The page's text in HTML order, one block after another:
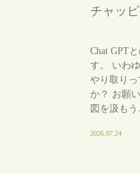
チャッ
Chat GPT
す。 いわ
やり取り
か？ お願
図を汲も
2026.07.24